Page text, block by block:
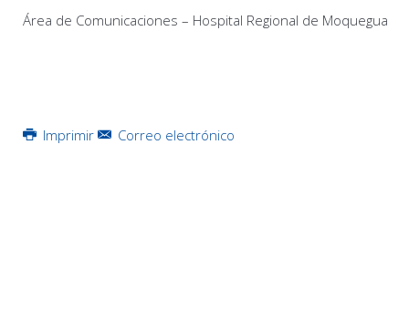
Área de Comunicaciones – Hospital Regional de Moquegua
Imprimir Correo electrónico